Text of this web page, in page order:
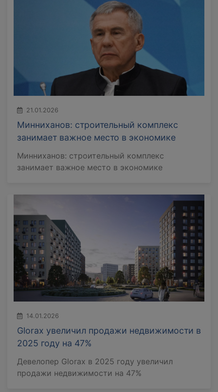
21.01.2026
Минниханов: строительный комплекс
занимает важное место в экономике
Минниханов: строительный комплекс
занимает важное место в экономике
14.01.2026
Glorax увеличил продажи недвижимости в
2025 году на 47%
Девелопер Glorax в 2025 году увеличил
продажи недвижимости на 47%